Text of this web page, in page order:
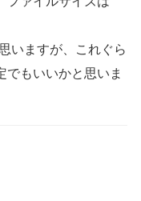
いますが、これぐら
でもいいかと思いま